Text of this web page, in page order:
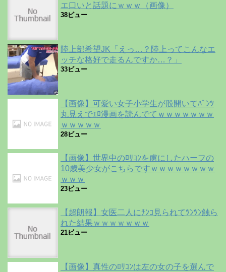
エ口いと話題にｗｗｗ（画像）
38ビュー
陸上部希望JK「えっ…？陸上ってこんなエ
ッチな格好で走るんですか…？」
33ビュー
【画像】可愛い女子小学生が股開いてﾊﾟﾝﾂ
丸見えでｴﾛ漫画を読んでてｗｗｗｗｗｗｗ
ｗｗｗｗｗ
28ビュー
【画像】世界中のﾛﾘｺﾝを虜にしたハーフの
10歳美少女がこちらですｗｗｗｗｗｗｗｗ
ｗｗｗ
23ビュー
【超朗報】女医二人にﾁﾝｺ見られてﾂﾝﾂﾝ触ら
れた結果ｗｗｗｗｗｗｗ
21ビュー
【画像】真性のﾛﾘｺﾝは左の女の子を選んで